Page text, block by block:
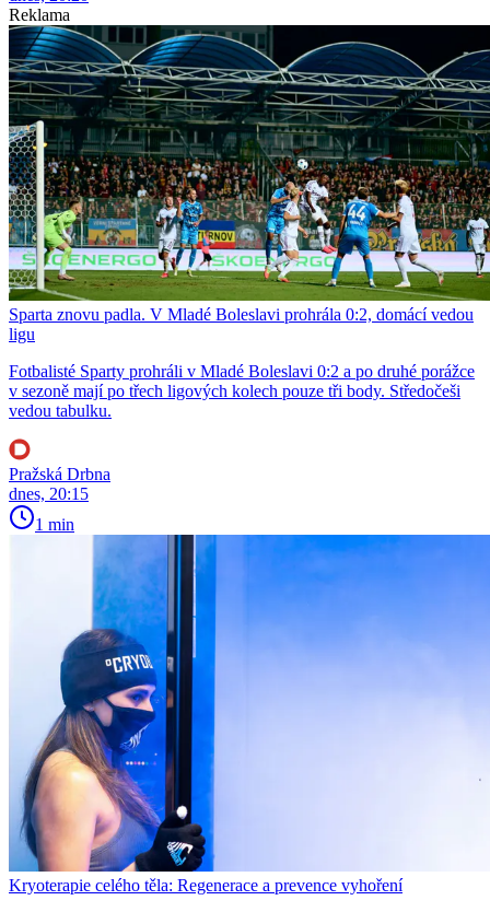
Reklama
Sparta znovu padla. V Mladé Boleslavi prohrála 0:2, domácí vedou
ligu
Fotbalisté Sparty prohráli v Mladé Boleslavi 0:2 a po druhé porážce
v sezoně mají po třech ligových kolech pouze tři body. Středočeši
vedou tabulku.
Pražská Drbna
dnes, 20:15
1 min
Kryoterapie celého těla: Regenerace a prevence vyhoření